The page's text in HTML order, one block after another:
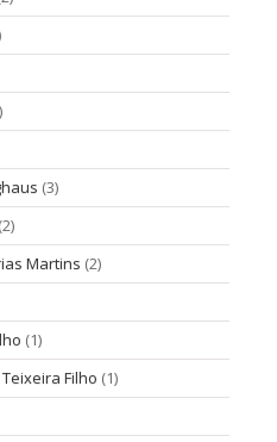
(3)
(2)
Martins (2)
(1)
Filho (1)